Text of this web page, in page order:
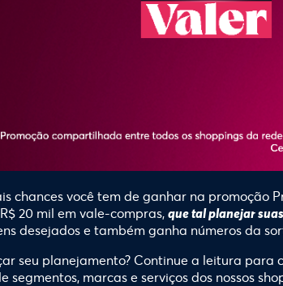
chances você tem de ganhar na promoção
20 mil em vale-compras, que tal planejar
desejados e também ganha números da
seu planejamento? Continue a leitura
marcas e serviços dos nossos